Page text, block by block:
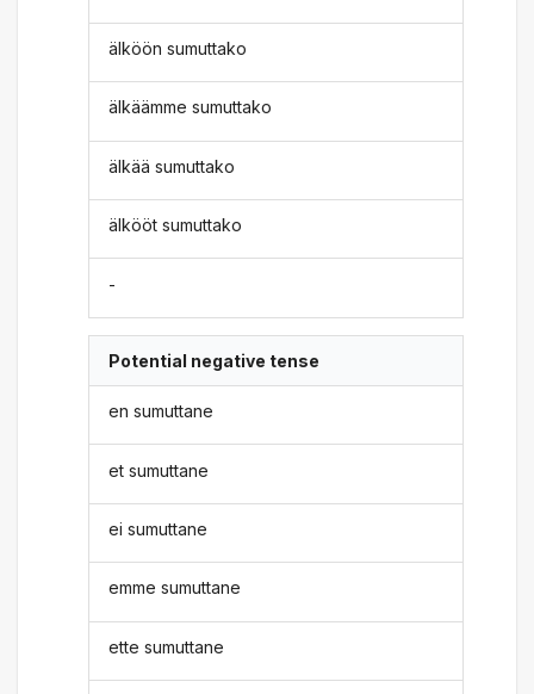
älköön sumuttako
älkäämme sumuttako
älkää sumuttako
älkööt sumuttako
-
Potential negative tense
en sumuttane
et sumuttane
ei sumuttane
emme sumuttane
ette sumuttane